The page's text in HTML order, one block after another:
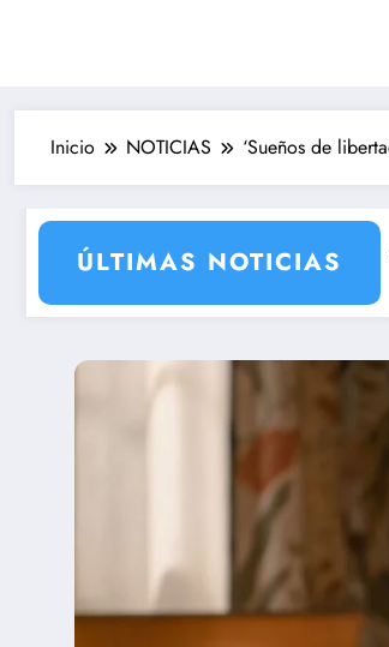
Inicio NOTICIAS ‘Sueños de
ÚLTIMAS NOTICIAS
de Tasio sale a la luz
SALVAJE (del 10 al 14 de agosto):